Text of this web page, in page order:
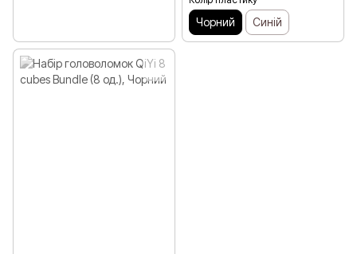
Чорний Синій